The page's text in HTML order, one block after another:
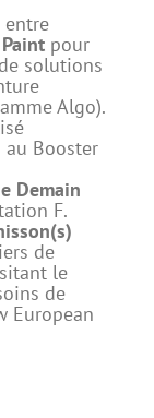
entre
pour
solutions
Algo).
au Booster
Demain
F.
de
le
de
European